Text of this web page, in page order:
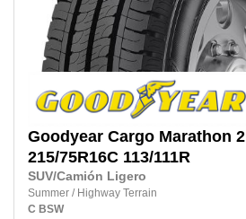
Goodyear Cargo Marathon 2
215/75R16C 113/111R
SUV/Camión Ligero
Summer / Highway Terrain
C BSW